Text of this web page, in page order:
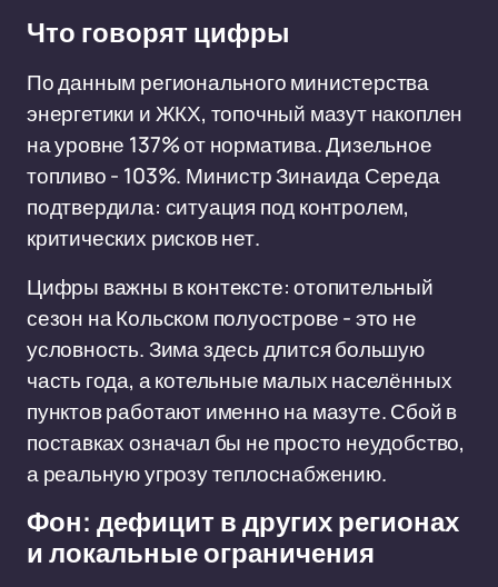
Что говорят цифры
По данным регионального министерства
энергетики и ЖКХ, топочный мазут накоплен
на уровне 137% от норматива. Дизельное
топливо - 103%. Министр Зинаида Середа
подтвердила: ситуация под контролем,
критических рисков нет.
Цифры важны в контексте: отопительный
сезон на Кольском полуострове - это не
условность. Зима здесь длится большую
часть года, а котельные малых населённых
пунктов работают именно на мазуте. Сбой в
поставках означал бы не просто неудобство,
а реальную угрозу теплоснабжению.
Фон: дефицит в других регионах
и локальные ограничения